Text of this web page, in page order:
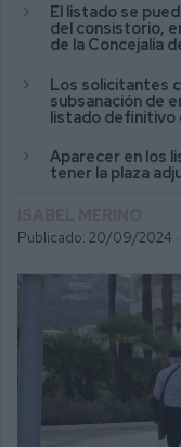
El listado se
del consistorio,
de la Concejalía
Los solicitantes
subsanación de
listado definitivo
Aparecer en los
tener la plaza
Publicado: 20/09/2024 ·